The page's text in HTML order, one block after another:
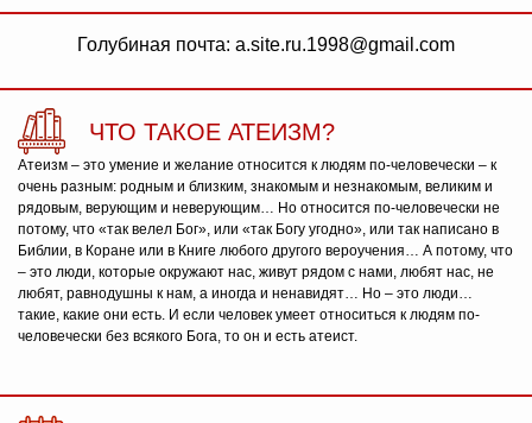
Голубиная почта: a.site.ru.1998@gmail.com
ЧТО ТАКОЕ АТЕИЗМ?
Атеизм – это умение и желание относится к людям по-человечески – к
очень разным: родным и близким, знакомым и незнакомым, великим и
рядовым, верующим и неверующим… Но относится по-человечески не
потому, что «так велел Бог», или «так Богу угодно», или так написано в
Библии, в Коране или в Книге любого другого вероучения… А потому, что
– это люди, которые окружают нас, живут рядом с нами, любят нас, не
любят, равнодушны к нам, а иногда и ненавидят… Но – это люди…
такие, какие они есть. И если человек умеет относиться к людям по-
человечески без всякого Бога, то он и есть атеист.